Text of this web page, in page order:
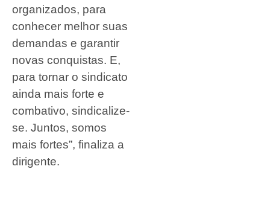
organizados, para
conhecer melhor suas
demandas e garantir
novas conquistas. E,
para tornar o sindicato
ainda mais forte e
combativo, sindicalize-
se. Juntos, somos
mais fortes”, finaliza a
dirigente.